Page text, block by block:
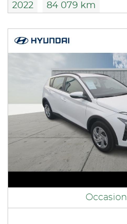
2022 84 079 km
Occasion